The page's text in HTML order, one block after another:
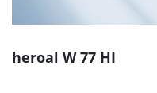
heroal W 77 HI